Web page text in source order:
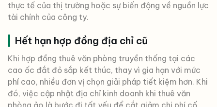
thực tế của thị trường hoặc sự biến động về nguồn lực
tài chính của công ty.
Hết hạn hợp đồng địa chỉ cũ
Khi hợp đồng thuê văn phòng truyền thống tại các
cao ốc đắt đỏ sắp kết thúc, thay vì gia hạn với mức
phí cao, nhiều đơn vị chọn giải pháp tiết kiệm hơn. Khi
đó, việc cập nhật địa chỉ kinh doanh khi thuê văn